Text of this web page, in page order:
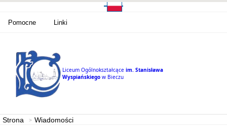
Pomocne Linki
Liceum Ogólnokształcące im. Stanisława
Wyspiańskiego w Bieczu
Strona Wiadomości